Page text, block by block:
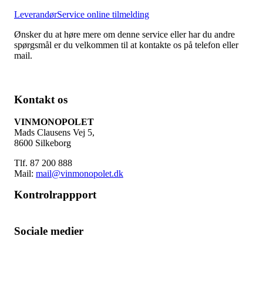
LeverandørService online tilmelding
Ønsker du at høre mere om denne service eller har du andre
spørgsmål er du velkommen til at kontakte os på telefon eller
mail.
Kontakt os
VINMONOPOLET
Mads Clausens Vej 5,
8600 Silkeborg
Tlf. 87 200 888
Mail: mail@vinmonopolet.dk
Kontrolrappport
Sociale medier